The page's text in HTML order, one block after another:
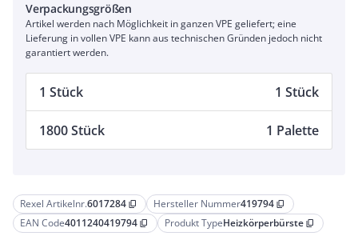
Rexel Artikelnr.6017284 content_copy Hersteller Nummer419794 content_copy
EAN Code4011240419794 content_copy Produkt TypeHeizkörperbürste content_copy
Verpackungsgrößen
Artikel werden nach Möglichkeit in ganzen VPE geliefert; eine
Lieferung in vollen VPE kann aus technischen Gründen jedoch nicht
garantiert werden.
1 Stück 1 Stück
1800 Stück 1 Palette